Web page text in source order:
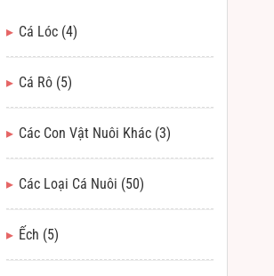
Cá Lóc (4)
Cá Rô (5)
Các Con Vật Nuôi Khác (3)
Các Loại Cá Nuôi (50)
Ếch (5)